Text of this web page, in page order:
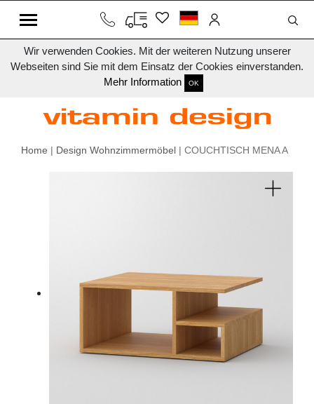
Wir verwenden Cookies. Mit der weiteren Nutzung unserer
Webseiten sind Sie mit dem Einsatz der Cookies einverstanden.
Mehr Information
OK
Home | Design Wohnzimmermöbel | COUCHTISCH MENA A